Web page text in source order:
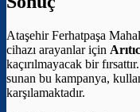
Ataşehir Ferhatpaşa
cihazı arayanlar için
kaçırılmayacak bir
sunan bu kampanya,
karşılamaktadır.